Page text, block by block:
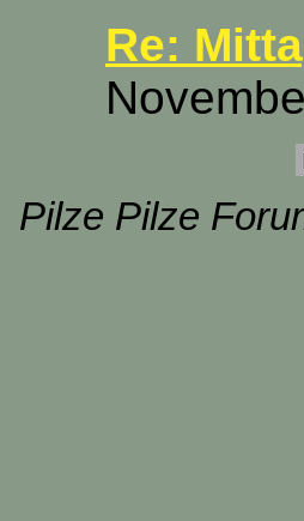
Re:
Pilze Pilze